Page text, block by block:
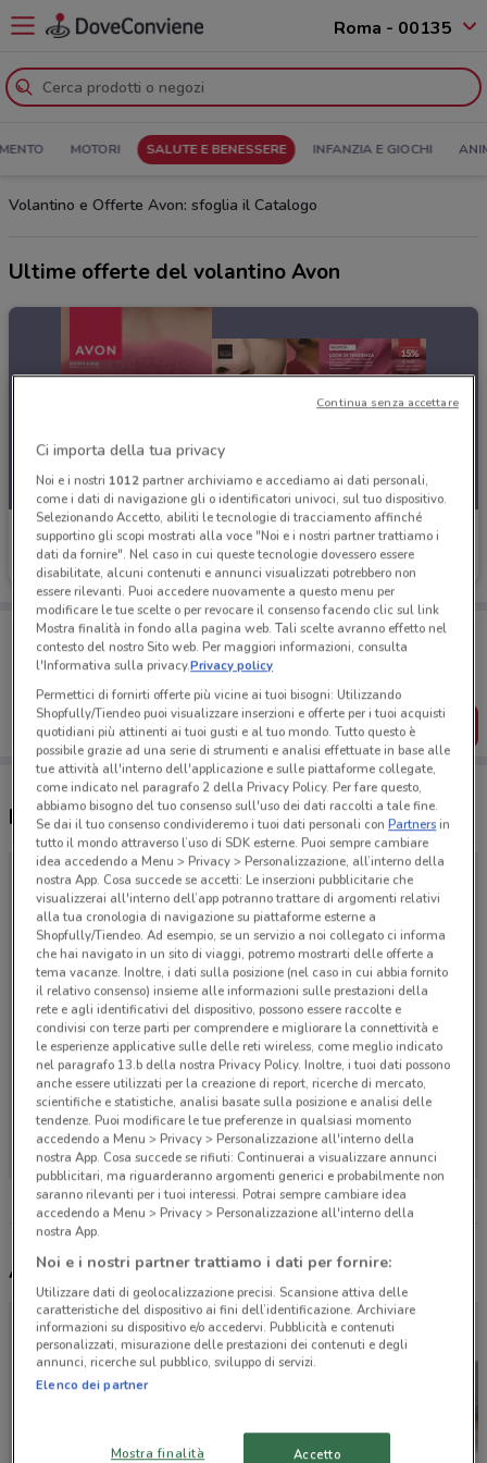
Roma - 00135
MOTORI SALUTE E BENESSERE INFANZIA E GIOCHI
Volantino e Offerte Avon: sfoglia il Catalogo
Ultime offerte del volantino Avon
Avon
Scade il 31/08
Porta DoveConviene sempre con te!
Puoi trovare le migliori offerte dei negozi vicino a te,
salvarle e creare la tua lista del risparmio, comodamente
SCARICA L’APP
Negozi Avon nelle vicinanze
Non ci sono negozi nelle vicinanze
Altri volantini nelle vicinanze
Ci importa della tua privacy
Noi e i nostri 1012partner archiviamo e accediamo ai dati personali,
come i dati di navigazione gli o identificatori univoci, sul tuo dispositivo.
Selezionando Accetto, abiliti le tecnologie di tracciamento affinché
supportino gli scopi mostrati alla voce "Noi e i nostri partner trattiamo i
dati da fornire". Nel caso in cui queste tecnologie dovessero essere
disabilitate, alcuni contenuti e annunci visualizzati potrebbero non
essere rilevanti. Puoi accedere nuovamente a questo menu per
modificare le tue scelte o per revocare il consenso facendo clic sul link
Mostra finalità in fondo alla pagina web. Tali scelte avranno effetto nel
contesto del nostro Sito web. Per maggiori informazioni, consulta
l'Informativa sulla privacy.Privacy policy
Permettici di fornirti offerte più vicine ai tuoi bisogni: Utilizzando
Shopfully/Tiendeo puoi visualizzare inserzioni e offerte per i tuoi acquisti
quotidiani più attinenti ai tuoi gusti e al tuo mondo. Tutto questo è
possibile grazie ad una serie di strumenti e analisi effettuate in base alle
tue attività all'interno dell'applicazione e sulle piattaforme collegate,
come indicato nel paragrafo 2 della Privacy Policy. Per fare questo,
abbiamo bisogno del tuo consenso sull'uso dei dati raccolti a tale fine.
Se dai il tuo consenso condivideremo i tuoi dati personali conPartnersin
tutto il mondo attraverso l’uso di SDK esterne. Puoi sempre cambiare
idea accedendo a Menu > Privacy > Personalizzazione, all’interno della
nostra App. Cosa succede se accetti: Le inserzioni pubblicitarie che
visualizzerai all'interno dell’app potranno trattare di argomenti relativi
alla tua cronologia di navigazione su piattaforme esterne a
Shopfully/Tiendeo. Ad esempio, se un servizio a noi collegato ci informa
che hai navigato in un sito di viaggi, potremo mostrarti delle offerte a
tema vacanze. Inoltre, i dati sulla posizione (nel caso in cui abbia fornito
il relativo consenso) insieme alle informazioni sulle prestazioni della
rete e agli identificativi del dispositivo, possono essere raccolte e
condivisi con terze parti per comprendere e migliorare la connettività e
le esperienze applicative sulle delle reti wireless, come meglio indicato
nel paragrafo 13.b della nostra Privacy Policy. Inoltre, i tuoi dati possono
anche essere utilizzati per la creazione di report, ricerche di mercato,
scientifiche e statistiche, analisi basate sulla posizione e analisi delle
tendenze. Puoi modificare le tue preferenze in qualsiasi momento
accedendo a Menu > Privacy > Personalizzazione all'interno della
nostra App. Cosa succede se rifiuti: Continuerai a visualizzare annunci
pubblicitari, ma riguarderanno argomenti generici e probabilmente non
saranno rilevanti per i tuoi interessi. Potrai sempre cambiare idea
accedendo a Menu > Privacy > Personalizzazione all'interno della
nostra App.
Noi e i nostri partner trattiamo i dati per fornire:
Utilizzare dati di geolocalizzazione precisi. Scansione attiva delle
caratteristiche del dispositivo ai fini dell’identificazione. Archiviare
informazioni su dispositivo e/o accedervi. Pubblicità e contenuti
personalizzati, misurazione delle prestazioni dei contenuti e degli
annunci, ricerche sul pubblico, sviluppo di servizi.
Elenco dei partner
Mostra finalità Accetto
Continua senza accettare